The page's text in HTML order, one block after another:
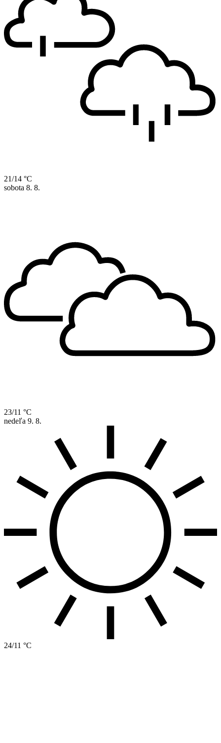
21/14 °C
sobota 8. 8.
23/11 °C
nedeľa 9. 8.
24/11 °C